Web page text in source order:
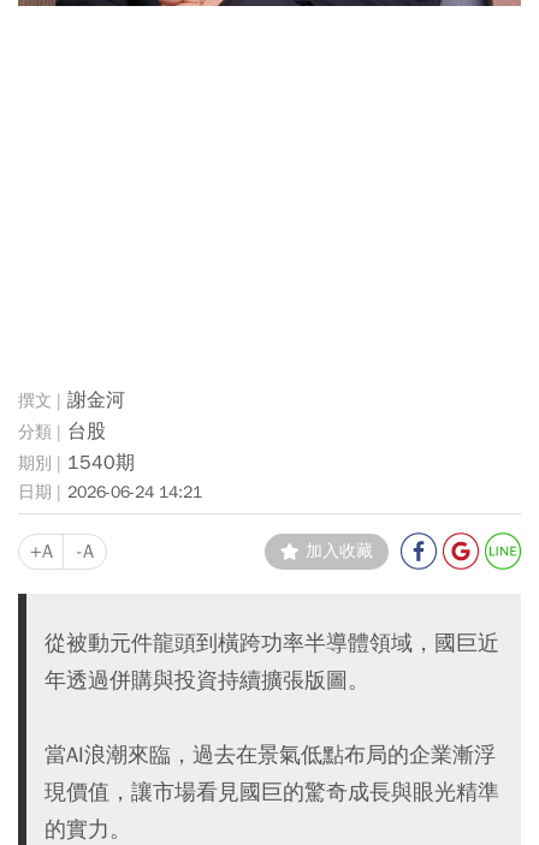
謝金河
台股
1540期
2026-06-24 14:21
+A -A 加入收藏
從被動元件龍頭到橫跨功率半導體領域，國巨近
年透過併購與投資持續擴張版圖。
當AI浪潮來臨，過去在景氣低點布局的企業漸浮
現價值，讓市場看見國巨的驚奇成長與眼光精準
的實力。